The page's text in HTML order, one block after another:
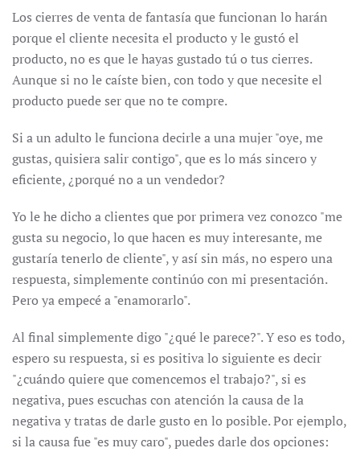
Los cierres de venta de fantasía que funcionan lo harán
porque el cliente necesita el producto y le gustó el
producto, no es que le hayas gustado tú o tus cierres.
Aunque si no le caíste bien, con todo y que necesite el
producto puede ser que no te compre.
Si a un adulto le funciona decirle a una mujer "oye, me
gustas, quisiera salir contigo", que es lo más sincero y
eficiente, ¿porqué no a un vendedor?
Yo le he dicho a clientes que por primera vez conozco "me
gusta su negocio, lo que hacen es muy interesante, me
gustaría tenerlo de cliente", y así sin más, no espero una
respuesta, simplemente continúo con mi presentación.
Pero ya empecé a "enamorarlo".
Al final simplemente digo "¿qué le parece?". Y eso es todo,
espero su respuesta, si es positiva lo siguiente es decir
"¿cuándo quiere que comencemos el trabajo?", si es
negativa, pues escuchas con atención la causa de la
negativa y tratas de darle gusto en lo posible. Por ejemplo,
si la causa fue "es muy caro", puedes darle dos opciones: